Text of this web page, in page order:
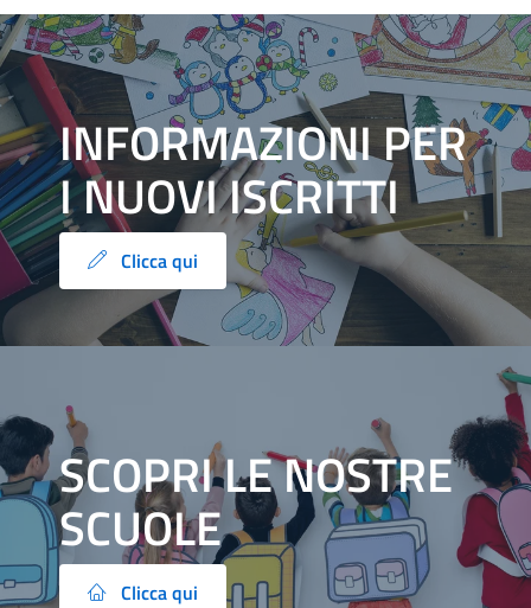
INFORMAZIONI PER
I NUOVI ISCRITTI
Clicca qui
SCOPRI LE NOSTRE
SCUOLE
Clicca qui